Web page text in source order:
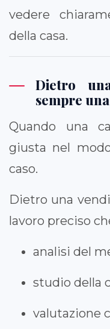
vedere
della casa.
Dietro
sempre
Quando una
giusta nel
caso.
Dietro una
lavoro preciso
analisi del
studio della
valutazione